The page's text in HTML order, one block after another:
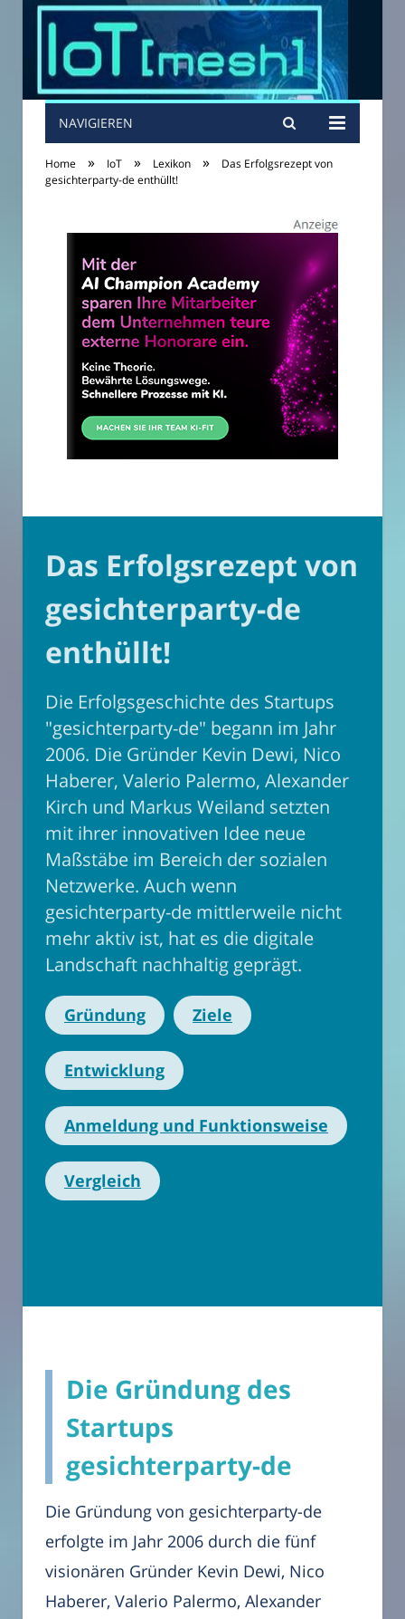
NAVIGIEREN
Home » IoT » Lexikon »
Das Erfolgsrezept von
gesichterparty-de enthüllt!
Das Erfolgsrezept von
gesichterparty-de
enthüllt!
Die Erfolgsgeschichte des Startups
"gesichterparty-de" begann im Jahr
2006. Die Gründer Kevin Dewi, Nico
Haberer, Valerio Palermo, Alexander
Kirch und Markus Weiland setzten
mit ihrer innovativen Idee neue
Maßstäbe im Bereich der sozialen
Netzwerke. Auch wenn
gesichterparty-de mittlerweile nicht
mehr aktiv ist, hat es die digitale
Landschaft nachhaltig geprägt.
Gründung Ziele
Entwicklung
Anmeldung und Funktionsweise
Vergleich
Die Gründung des
Startups
gesichterparty-de
Die Gründung von gesichterparty-de
erfolgte im Jahr 2006 durch die fünf
visionären Gründer Kevin Dewi, Nico
Haberer, Valerio Palermo, Alexander